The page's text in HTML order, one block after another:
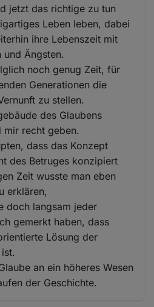
jetzt das richtige zu tun
Leben leben, dabei
ihre Lebenszeit mit
und Ängsten.
noch genug Zeit, für
Generationen die
zu stellen.
des Glaubens
mir recht geben.
dass das Konzept
des Betruges konzipiert
Zeit wusste man eben
erklären,
doch langsam jeder
gemerkt haben, dass
Lösung der
an ein höheres Wesen
der Geschichte.